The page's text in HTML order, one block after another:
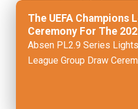
The UEFA Champions
Ceremony For The
Absen PL2.9 Series
League Group Draw